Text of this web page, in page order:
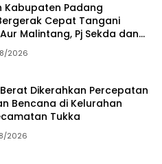
Kabupaten Padang
Cepat Tangani
Malintang, Pj Sekda dan
RI Sepakati Pembukaan
Baru
2026
Berat Dikerahkan Percepatan
Bencana di Kelurahan
Tukka
2026